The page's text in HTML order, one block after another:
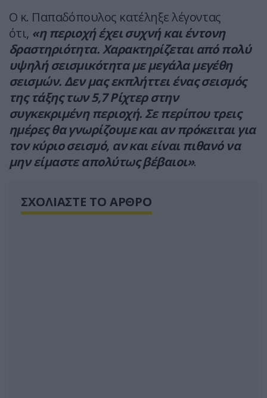
Ο κ. Παπαδόπουλος κατέληξε λέγοντας
ότι, «η περιοχή έχει συχνή και έντονη
δραστηριότητα. Χαρακτηρίζεται από πολύ
υψηλή σεισμικότητα με μεγάλα μεγέθη
σεισμών. Δεν μας εκπλήττει ένας σεισμός
της τάξης των 5,7 Ρίχτερ στην
συγκεκριμένη περιοχή. Σε περίπου τρεις
ημέρες θα γνωρίζουμε και αν πρόκειται για
τον κύριο σεισμό, αν και είναι πιθανό να
μην είμαστε απολύτως βέβαιοι».
ΣΧΟΛΙΑΣΤΕ ΤΟ ΑΡΘΡΟ